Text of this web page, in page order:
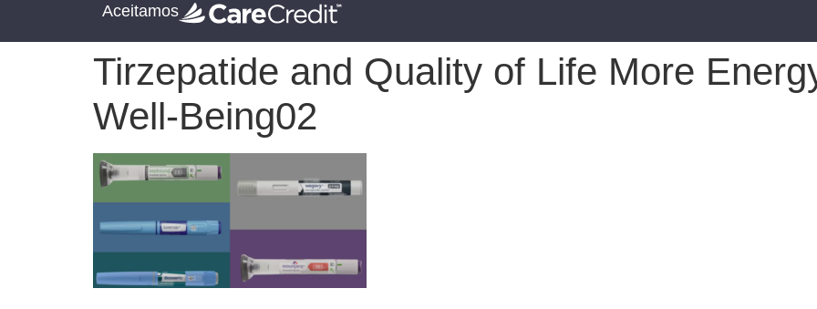
Aceitamos
Tirzepatide and Quality of Life More
Well-Being02